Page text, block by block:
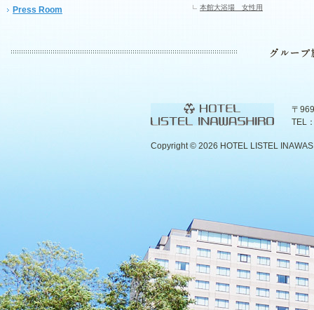
Press Room
本館大浴場 女性用
〒
TEL
Copyright © 2026 HOTEL LISTEL